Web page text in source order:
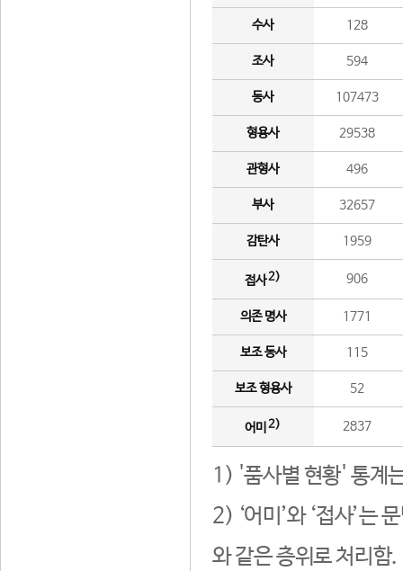
수사 128
조사 594
동사 107473
형용사 29538
관형사 496
부사 32657
감탄사 1959
접사2) 906
의존 명사 1771
보조 동사 115
보조 형용사 52
어미 2) 2837
1) '품사별 현황' 통계
2) ‘어미’와 ‘접사’는
와 같은 층위로 처리함.